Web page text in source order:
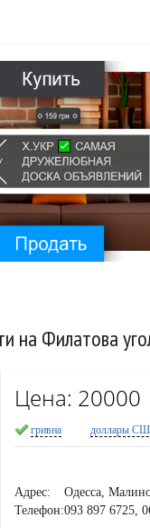
на Филатова
Цена: 20000
гривна доллары
Адрес:
Одесса,
Телефон:093 897 6725,